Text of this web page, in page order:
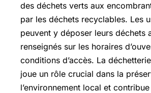
des déchets verts aux
par les déchets recyclables. Les
peuvent y déposer leurs déchets
renseignés sur les horaires
conditions d’accès. La
joue un rôle crucial dans la
l’environnement local et